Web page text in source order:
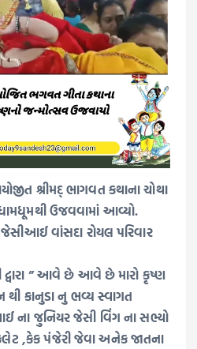
શ્રીમદ્ ભાગવત કથાના ચોથા
ઉજવવામાં આવ્યો.
વાંસદા રોયલ પરિવાર
દ્વારા ” આવે છે આવે છે મારો કૃષ્ણ
કાનુડા નુ ભવ્ય સ્વાગત
ના જુનિયર જેસી વિંગ ના સભ્યો
,કેક પંજેરી જેવા અનેક જાતના